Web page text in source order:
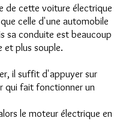
de cette voiture électrique
celle d'une automobile
sa conduite est beaucoup
et plus souple.
il suffit d'appuyer sur
qui fait fonctionner un
le moteur électrique en